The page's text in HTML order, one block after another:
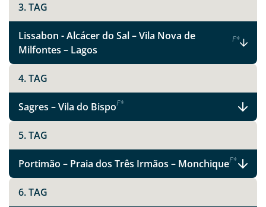
3. TAG
Lissabon - Alcácer do Sal – Vila Nova de
Milfontes – Lagos
F*
4. TAG
Sagres – Vila do BispoF*
5. TAG
Portimão – Praia dos Três Irmãos – MonchiqueF*
6. TAG